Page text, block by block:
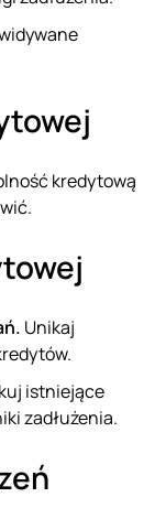
kredytową
Unikaj
istniejące
zadłużenia.